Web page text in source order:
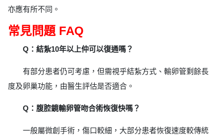
亦應有所不同。
常見問題 FAQ
Q：結紮10年以上仲可以復通嗎？
有部分患者仍可考慮，但需視乎結紮方式、輸卵管剩餘長
度及卵巢功能，由醫生評估是否適合。
Q：腹腔鏡輸卵管吻合術恢復快嗎？
一般屬微創手術，傷口較細，大部分患者恢復速度較傳統